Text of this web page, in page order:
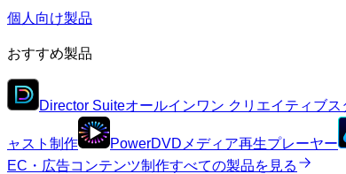
個人向け製品
おすすめ製品
Director Suiteオールインワン クリエイティブス
ャスト制作 PowerDVD メディア再生プレーヤー
EC・広告コンテンツ制作すべての製品を見る